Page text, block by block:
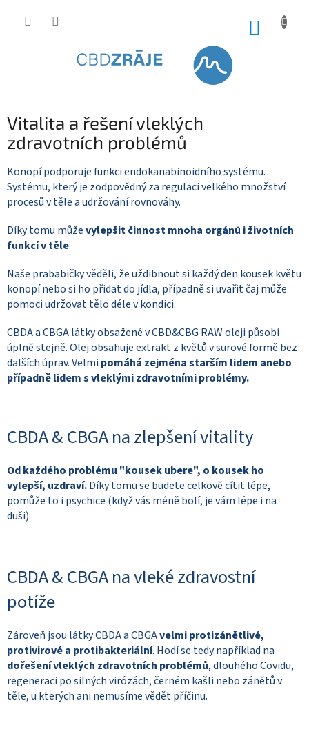
Vitalita a řešení vleklých
zdravotních problémů
Konopí podporuje funkci endokanabinoidního systému.
Systému, který je zodpovědný za regulaci velkého množství
procesů v těle a udržování rovnováhy.
Díky tomu můževylepšit činnost mnoha orgánů i životních
funkcí v těle.
Naše prababičky věděli, že uždibnout si každý den kousek květu
konopí nebo si ho přidat do jídla, případně si uvařit čaj může
pomoci udržovat tělo déle v kondici.
CBDA a CBGA látky obsažené v CBD&CBG RAW oleji působí
úplně stejně. Olej obsahuje extrakt z květů v surové formě bez
dalších úprav. Velmi pomáhá zejména starším lidem anebo
případně lidem s vleklými zdravotními problémy.
CBDA & CBGA na zlepšení vitality
Od každého problému "kousek ubere", o kousek ho
vylepší, uzdraví.Díky tomu se budete celkově cítit lépe,
pomůže to i psychice (když vás méně bolí, je vám lépe i na
duši).
CBDA & CBGA na vleké zdravostní
potíže
Zároveň jsou látky CBDA a CBGAvelmi protizánětlivé,
protivirové a protibakteriální. Hodí se tedy například na
dořešení vleklých zdravotních problémů, dlouhého Covidu,
regeneraci po silných virózách, černém kašli nebo zánětů v
těle, u kterých ani nemusíme vědět příčinu.